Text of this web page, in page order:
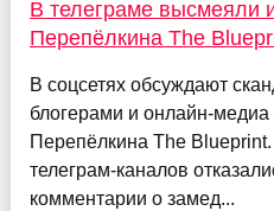
В телеграме высмеяли
Перепёлкина The
В соцсетях обсуждают
блогерами и онлайн-медиа
Перепёлкина The
телеграм-каналов
комментарии о замед...